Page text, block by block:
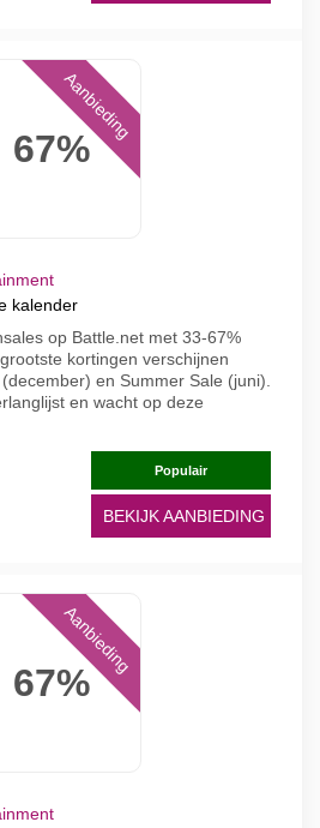
67%
Aanbieding
kalender
op Battle.net met 33-67%
kortingen verschijnen
en Summer Sale (juni).
en wacht op deze
Populair
BEKIJK AANBIEDING
67%
Aanbieding